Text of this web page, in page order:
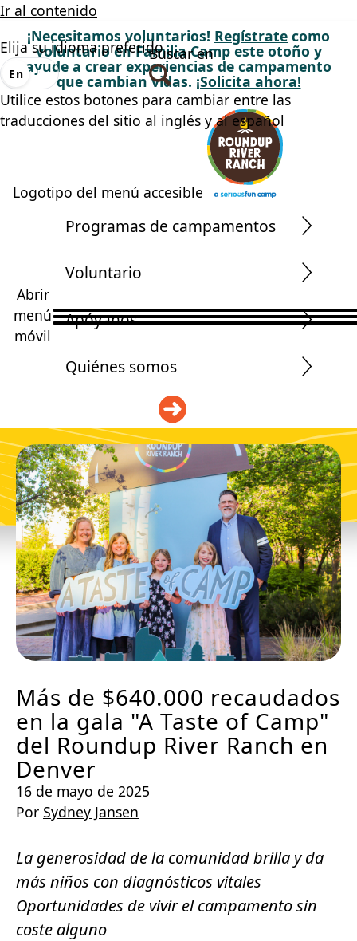
Ir al contenido
¡Necesitamos voluntarios! Regístrate como
voluntario en Familia Camp este otoño y
ayude a crear experiencias de campamento
que cambian vidas. ¡Solicita ahora!
Logotipo del menú accesible
Buscar en
Elija su idioma preferido
En Es
Utilice estos botones para cambiar entre las
traducciones del sitio al inglés y al español
Abrir
menú
móvil
Programas de campamentos
Voluntario
Apóyanos
Quiénes somos
Más de $640.000 recaudados
en la gala "A Taste of Camp"
del Roundup River Ranch en
Denver
16 de mayo de 2025
Por Sydney Jansen
La generosidad de la comunidad brilla y da
más niños con diagnósticos vitales
Oportunidades de vivir el campamento sin
coste alguno